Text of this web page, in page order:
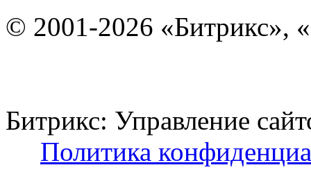
© 2001-2026 «Битрикс»,
Битрикс: Управление
Политика